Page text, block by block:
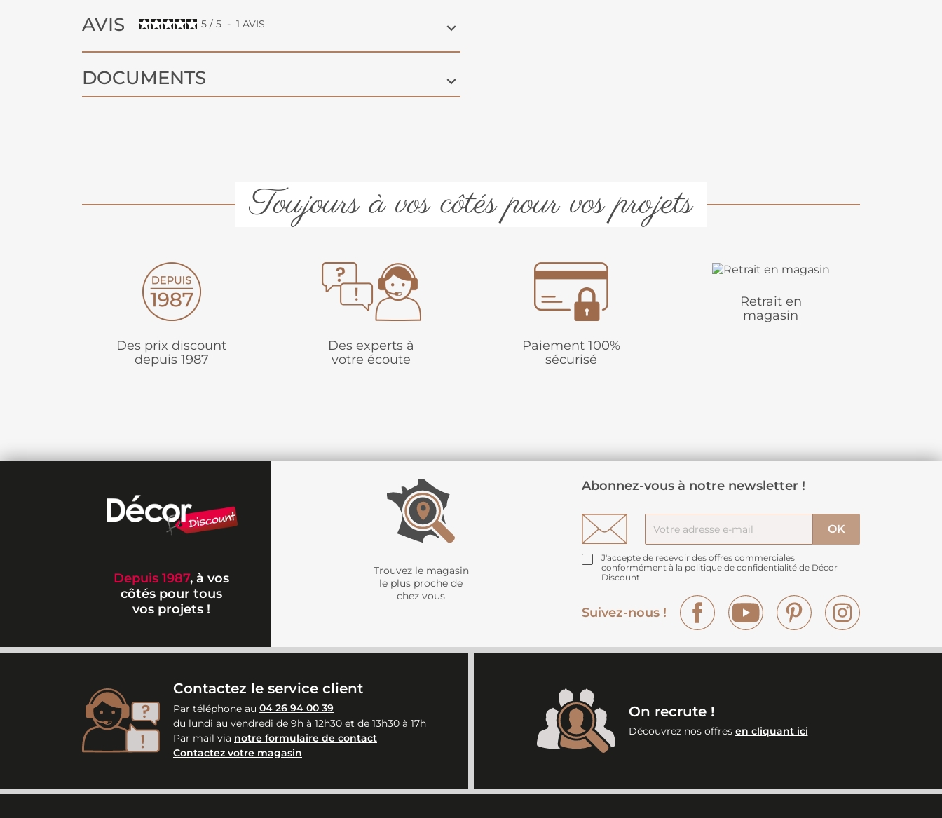
AVIS 5 / 5 - 1 AVIS
DOCUMENTS
Toujours à vos côtés pour vos projets
Des prix discount
depuis 1987
Des experts à
votre écoute
Paiement 100%
sécurisé
Retrait en
magasin
Depuis 1987, à vos
côtés pour tous
vos projets !
Trouvez le magasin
le plus proche de
chez vous
Abonnez-vous à notre newsletter !
J'accepte de recevoir des offres commerciales
conformément à la politique de confidentialité de Décor
Discount
Suivez-nous !
Facebook YouTube Pinterest
Contactez le service client
Par téléphone au 04 26 94 00 39
du lundi au vendredi de 9h à 12h30 et de 13h30 à 17h
Par mail via notre formulaire de contact
Contactez votre magasin
On recrute !
Découvrez nos offres en cliquant ici